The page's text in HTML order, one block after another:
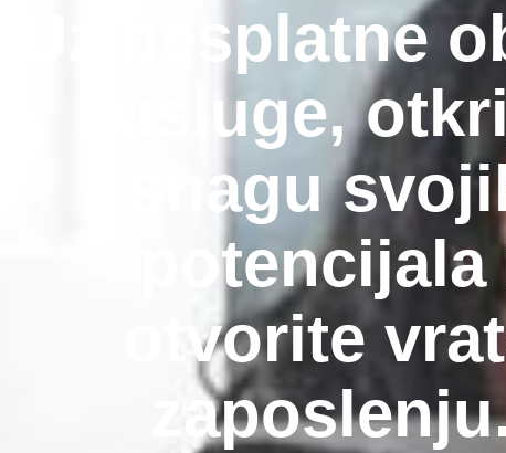
Uz besplatne
i usluge,
snagu
potencijala
otvorite